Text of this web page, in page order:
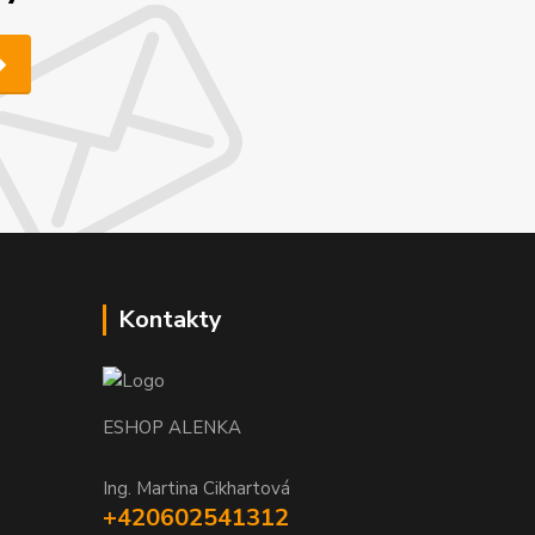
Kontakty
ESHOP ALENKA
Ing. Martina Cikhartová
+420602541312